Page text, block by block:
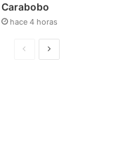
Carabobo
hace 4 horas
S